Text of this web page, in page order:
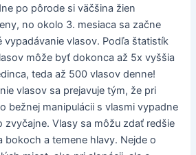
po pôrode si väčšina žien
no okolo 3. mesiaca sa začne
vypadávanie vlasov. Podľa štatistík
môže byť dokonca až 5x vyššia
teda až 500 vlasov denne!
vlasov sa prejavuje tým, že pri
bežnej manipulácii s vlasmi vypadne
zvyčajne. Vlasy sa môžu zdať redšie
bokoch a temene hlavy. Nejde o